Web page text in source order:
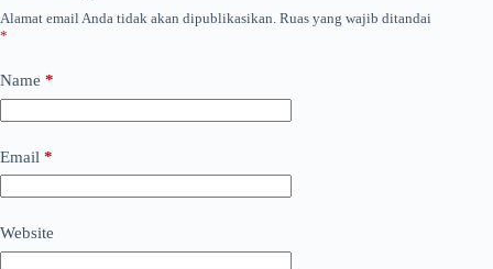
Alamat email Anda tidak akan dipublikasikan. Ruas yang wajib ditandai
*
Name *
Email *
Website